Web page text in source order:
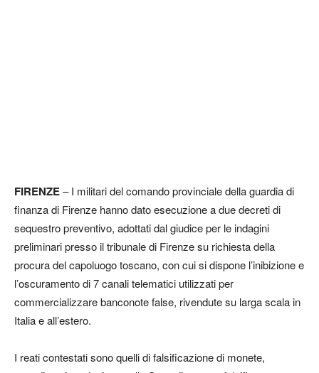
FIRENZE– I militari del comando provinciale della guardia di
finanza di Firenze hanno dato esecuzione a due decreti di
sequestro preventivo, adottati dal giudice per le indagini
preliminari presso il tribunale di Firenze su richiesta della
procura del capoluogo toscano, con cui si dispone l’inibizione e
l’oscuramento di 7 canali telematici utilizzati per
commercializzare banconote false, rivendute su larga scala in
Italia e all’estero.
I reati contestati sono quelli di falsificazione di monete,